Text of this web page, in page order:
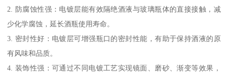
2. 防腐蚀性强：电镀层能有效隔绝酒液与玻璃瓶体的直接接触，减
少化学腐蚀，延长酒瓶使用寿命。
3. 密封性好：电镀层可增强瓶口的密封性能，有助于保持酒液的原
有风味和品质。
4. 装饰性强：可通过不同电镀工艺实现镜面、磨砂、渐变等效果，